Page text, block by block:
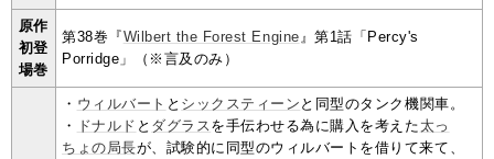
原作
初登
場巻
第38巻『Wilbert the Forest Engine 』第1話「Percy's
Porridge」（※言及のみ）
・ ウィルバート と シックスティーン と同型のタンク機関車。
・
ドナルド と ダグラス を手伝わせる為に購入を考えた太っ
ちょの局長が、試験的に同型のウィルバートを借りて来て、